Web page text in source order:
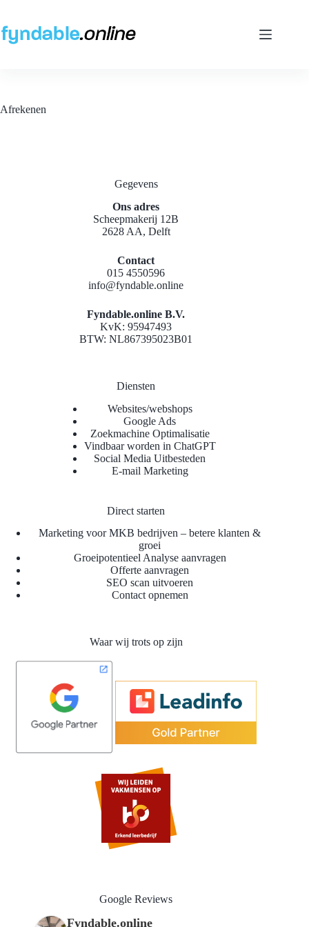
de
inhoud
Afrekenen
Gegevens
Ons adres
Scheepmakerij 12B
2628 AA, Delft
Contact
015 4550596
info@fyndable.online
Fyndable.online B.V.
KvK: 95947493
BTW: NL867395023B01
Diensten
Websites/webshops
Google Ads
Zoekmachine Optimalisatie
Vindbaar worden in ChatGPT
Social Media Uitbesteden
E-mail Marketing
Direct starten
Marketing voor MKB bedrijven – betere klanten &
groei
Groeipotentieel Analyse aanvragen
Offerte aanvragen
SEO scan uitvoeren
Contact opnemen
Waar wij trots op zijn
Google Reviews
Fyndable.online